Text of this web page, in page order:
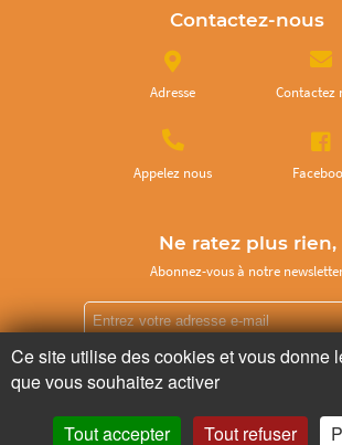
Contactez-nous
Adresse Contactez
Appelez nous
Ne ratez plus rien,
Abonnez-vous à notre
Je m’inscris
Ce site utilise des cookies et vous donne
que vous souhaitez activer
Tout accepter Tout refuser